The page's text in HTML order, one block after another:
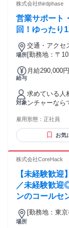
株式会社thirdphase
営業サポート
回！ゆったり
場所
交通・アクセ
[勤務地：〒
給与
月給290,000
れる通勤・
るその他手当金額：なし 【給与】
インセンテ
上、決定いたします。 【給与の補足
たインセン
対象
求めている人
ンチャーなら
意見を出せる
ケーションが
雇用形態： 正社員
お気
株式会社CoreHack
【未経験歓
／未経験歓迎
ンのコールセ
場所
[勤務地：東